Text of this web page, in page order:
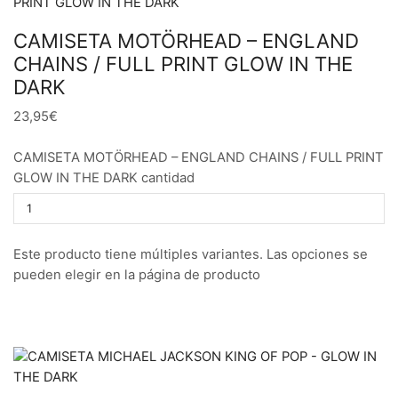
CAMISETA MOTÖRHEAD – ENGLAND
CHAINS / FULL PRINT GLOW IN THE
DARK
23,95€
CAMISETA MOTÖRHEAD – ENGLAND CHAINS / FULL PRINT
GLOW IN THE DARK cantidad
Este producto tiene múltiples variantes. Las opciones se
pueden elegir en la página de producto